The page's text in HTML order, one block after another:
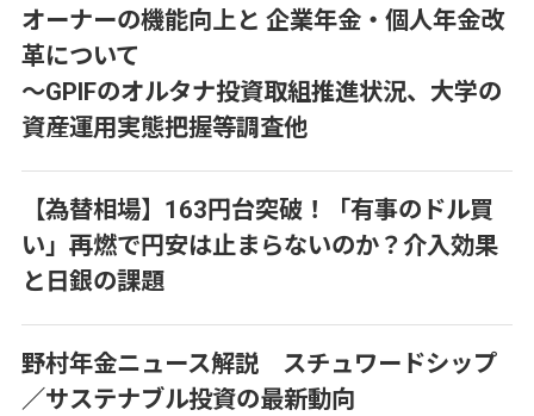
オーナーの機能向上と 企業年金・個人年金改
革について
～GPIFのオルタナ投資取組推進状況、大学の
資産運用実態把握等調査他
【為替相場】163円台突破！「有事のドル買
い」再燃で円安は止まらないのか？介入効果
と日銀の課題
野村年金ニュース解説 スチュワードシップ
／サステナブル投資の最新動向